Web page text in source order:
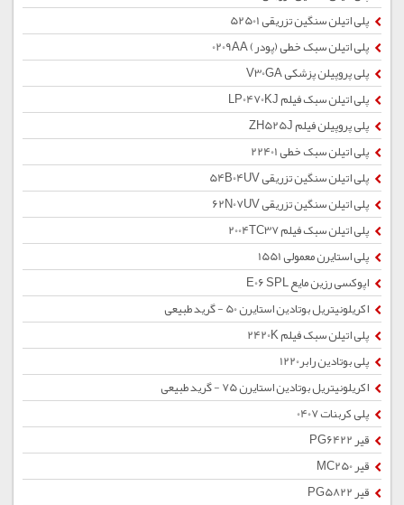
پلی اتیلن سنگین تزریقی 52501
پلی اتیلن سبک خطی (پودر) 0209AA
پلی پروپیلن پزشکی V30GA
پلی اتیلن سبک فیلم LP0470KJ
پلی پروپیلن فیلم ZH525J
پلی اتیلن سبک خطی 22401
پلی اتیلن سنگین تزریقی 54B04UV
پلی اتیلن سنگین تزریقی 62N07UV
پلی اتیلن سبک فیلم 2004TC37
پلی استایرن معمولی 1551
اپوکسی رزین مایع E06 SPL
اکریلونیتریل بوتادین استایرن 50 - گرید طبیعی
پلی اتیلن سبک فیلم 2420K
پلی بوتادین رابر1220
اکریلونیتریل بوتادین استایرن 75 - گرید طبیعی
پلی کربنات 0407
قیر PG6422
قیر MC250
قیر PG5822